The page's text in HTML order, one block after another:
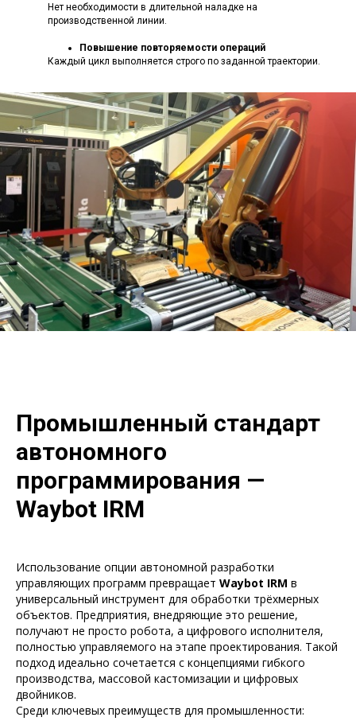
Нет необходимости в длительной наладке на
производственной линии.
Повышение повторяемости операций
Каждый цикл выполняется строго по заданной траектории.
Промышленный стандарт
автономного
программирования —
Waybot IRM
Использование опции автономной разработки
управляющих программ превращает Waybot IRM в
универсальный инструмент для обработки трёхмерных
объектов. Предприятия, внедряющие это решение,
получают не просто робота, а цифрового исполнителя,
полностью управляемого на этапе проектирования. Такой
подход идеально сочетается с концепциями гибкого
производства, массовой кастомизации и цифровых
двойников.
Среди ключевых преимуществ для промышленности: